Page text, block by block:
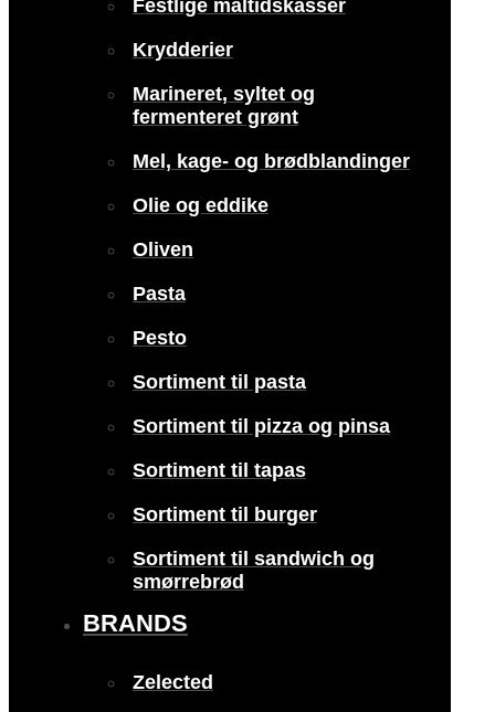
Festlige måltidskasser
Krydderier
Marineret, syltet og
fermenteret grønt
Mel, kage- og brødblandinger
Olie og eddike
Oliven
Pasta
Pesto
Sortiment til pasta
Sortiment til pizza og pinsa
Sortiment til tapas
Sortiment til burger
Sortiment til sandwich og
smørrebrød
BRANDS
Zelected